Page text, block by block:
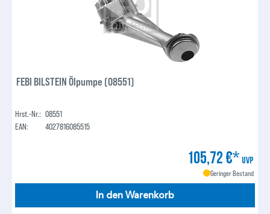
FEBI BILSTEIN Ölpumpe (08551)
Hrst.-Nr.: 08551
EAN:
4027816085515
105,72 €* UVP
Geringer Bestand
In den Warenkorb